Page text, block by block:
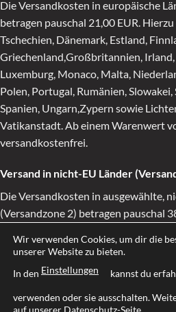
Die Versandkosten in europäische
betragen pauschal 21,00 EUR.
Tschechien, Dänemark, Estland,
Griechenland,Großbritannien,
Luxemburg, Monaco, Malta,
Polen, Portugal, Rumänien, Slowakei,
Spanien, Ungarn,Zypern sowie
Vatikanstadt. Ab einem Warenwert
versandkostenfrei.
Versand in nicht-EU Länder
Die Versandkosten in ausgewählte,
(Versandzone 2) betragen pauschal
Sie während des Bestellvorgangs.
EUR liefern wir versandkostenfrei.
Versandbeantworten wir Ihnen gern
Wir verwenden Cookies, um dir die
unserer Website zu bieten.
In den Einstellungen kannst du
verwenden oder sie ausschalten.
auf unserer Datenschutz-Seite